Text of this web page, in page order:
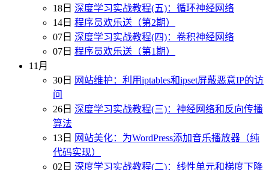
18日 深度学习实战教程(五)：循环神经网络
14日 程序员欢乐送（第2期）
07日 深度学习实战教程(四)：卷积神经网络
07日 程序员欢乐送（第1期）
11月
30日
网站维护：利用iptables和ipset屏蔽恶意IP的访
问
26日 深度学习实战教程(三)：神经网络和反向传播
算法
13日
网站美化：为WordPress添加音乐播放器（纯
代码实现）
02日 深度学习实战教程(二)：线性单元和梯度下降